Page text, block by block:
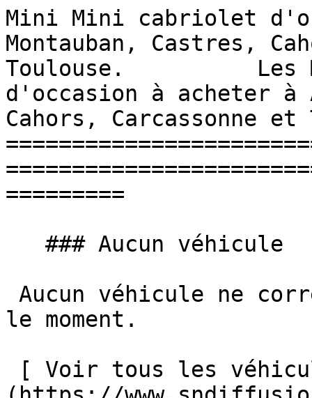
Mini Mini cabriolet
Montauban, Castres,
Toulouse.          Les
d'occasion à acheter à
Cahors, Carcassonne
=========
le moment.